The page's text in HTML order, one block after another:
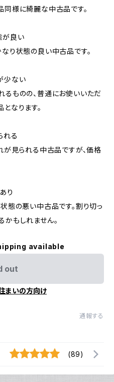
様に綺麗な中古品です。
が良い
り状態の良い中古品です。
少ない
ものの、普通にお使いいただ
なります。
れる
が見られる中古品ですが、価格
り
態の悪い中古品です。割り切っ
もしれません。
available
out
まいの方向け
通報する
(89)